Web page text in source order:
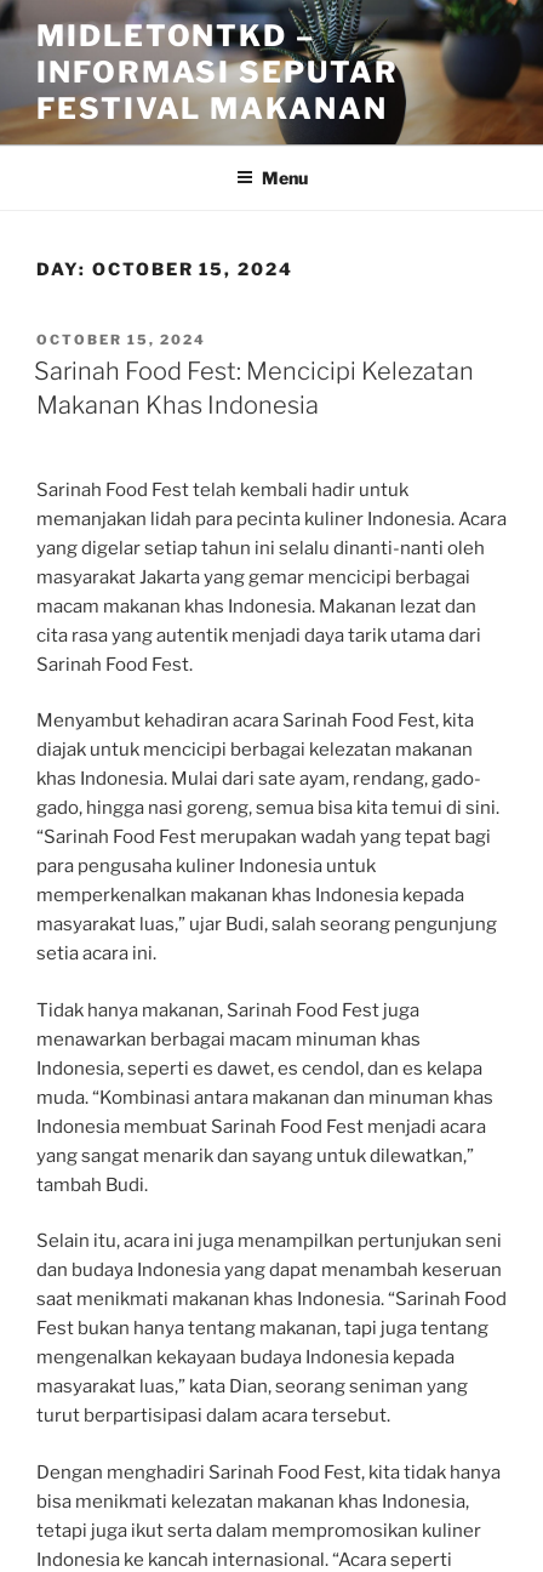
Skip
to
content
MIDLETONTKD –
INFORMASI SEPUTAR
FESTIVAL MAKANAN
Menu
DAY: OCTOBER 15, 2024
POSTED
ON
OCTOBER 15, 2024
Sarinah Food Fest: Mencicipi Kelezatan
Makanan Khas Indonesia
Sarinah Food Fest telah kembali hadir untuk
memanjakan lidah para pecinta kuliner Indonesia. Acara
yang digelar setiap tahun ini selalu dinanti-nanti oleh
masyarakat Jakarta yang gemar mencicipi berbagai
macam makanan khas Indonesia. Makanan lezat dan
cita rasa yang autentik menjadi daya tarik utama dari
Sarinah Food Fest.
Menyambut kehadiran acara Sarinah Food Fest, kita
diajak untuk mencicipi berbagai kelezatan makanan
khas Indonesia. Mulai dari sate ayam, rendang, gado-
gado, hingga nasi goreng, semua bisa kita temui di sini.
“Sarinah Food Fest merupakan wadah yang tepat bagi
para pengusaha kuliner Indonesia untuk
memperkenalkan makanan khas Indonesia kepada
masyarakat luas,” ujar Budi, salah seorang pengunjung
setia acara ini.
Tidak hanya makanan, Sarinah Food Fest juga
menawarkan berbagai macam minuman khas
Indonesia, seperti es dawet, es cendol, dan es kelapa
muda. “Kombinasi antara makanan dan minuman khas
Indonesia membuat Sarinah Food Fest menjadi acara
yang sangat menarik dan sayang untuk dilewatkan,”
tambah Budi.
Selain itu, acara ini juga menampilkan pertunjukan seni
dan budaya Indonesia yang dapat menambah keseruan
saat menikmati makanan khas Indonesia. “Sarinah Food
Fest bukan hanya tentang makanan, tapi juga tentang
mengenalkan kekayaan budaya Indonesia kepada
masyarakat luas,” kata Dian, seorang seniman yang
turut berpartisipasi dalam acara tersebut.
Dengan menghadiri Sarinah Food Fest, kita tidak hanya
bisa menikmati kelezatan makanan khas Indonesia,
tetapi juga ikut serta dalam mempromosikan kuliner
Indonesia ke kancah internasional. “Acara seperti